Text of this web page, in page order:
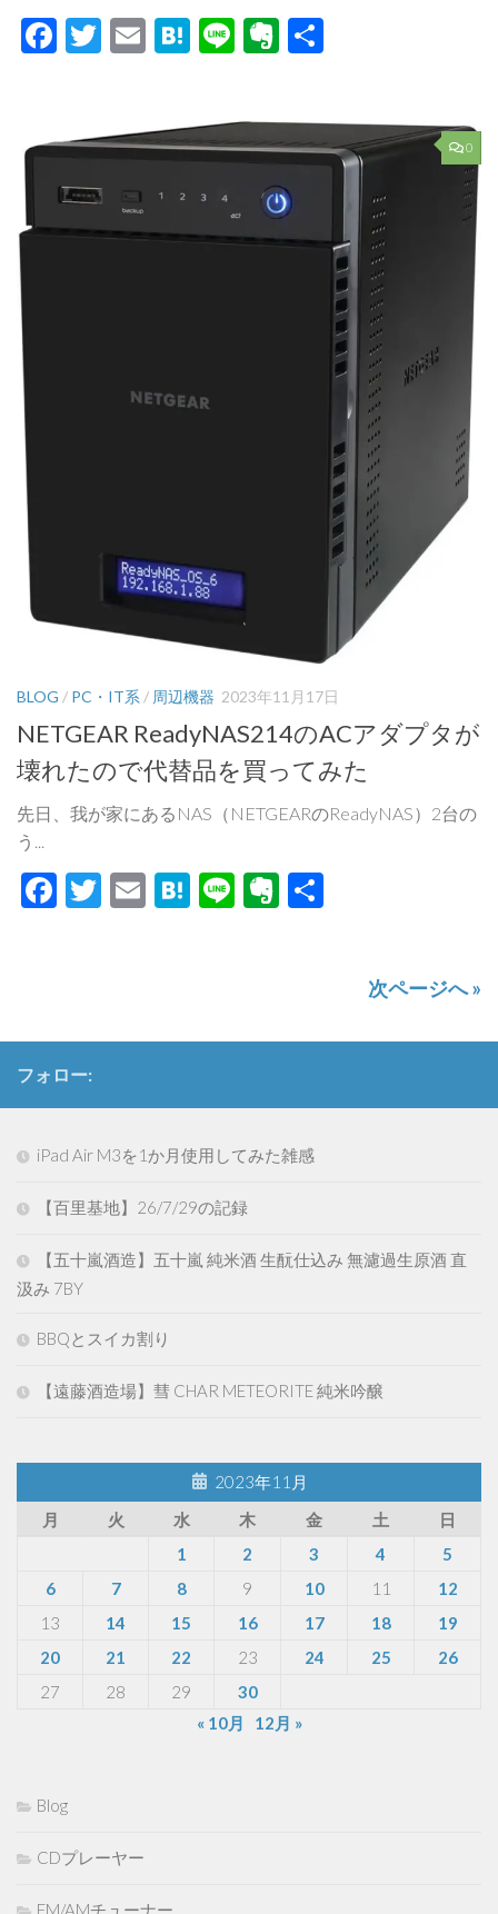
Facebook
Twitter
EmailHatena
LineEvernote
0
BLOG / PC・IT系 / 周辺機器 2023年11月17日
NETGEAR ReadyNAS214のACアダプタが
壊れたので代替品を買ってみた
先日、我が家にあるNAS（NETGEARのReadyNAS）2台の
う...
Facebook
Twitter
EmailHatena
LineEvernote
次ページへ »
フォロー:
iPad Air M3を1か月使用してみた雑感
【百里基地】26/7/29の記録
【五十嵐酒造】五十嵐 純米酒 生酛仕込み 無濾過生原酒 直
汲み 7BY
BBQとスイカ割り
【遠藤酒造場】彗 CHAR METEORITE 純米吟醸
2023年11月
月
火 水 木 金 土
日
1
2 3 4
5
6
7 8 9 10 11
12
13
14 15 16 17 18
19
20
21 22 23 24 25
26
27
28 29
30
« 10月
12月 »
Blog
CDプレーヤー
FM/AMチューナー